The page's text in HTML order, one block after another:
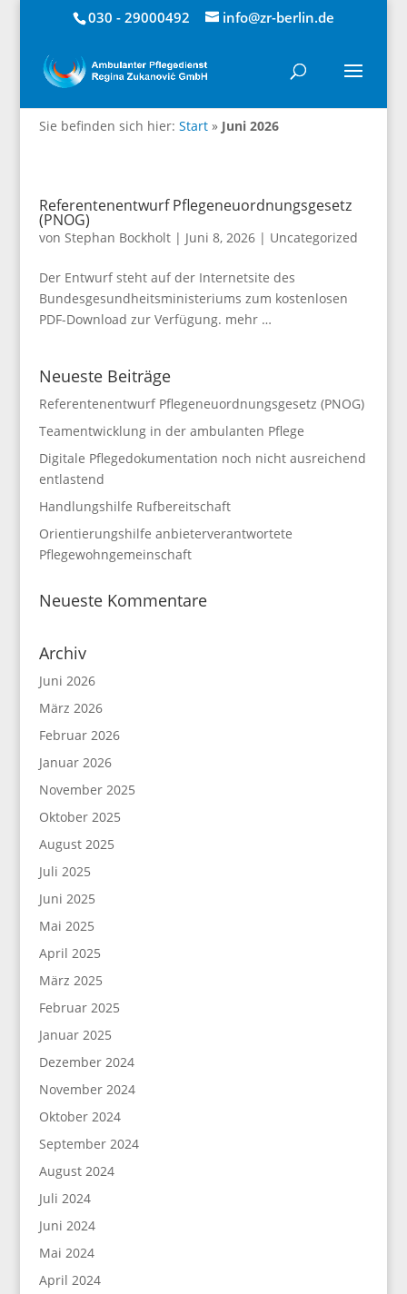
030 - 29000492 info@zr-berlin.de
Sie befinden sich hier: Start» Juni 2026
Referentenentwurf Pflegeneuordnungsgesetz
(PNOG)
von Stephan Bockholt| Juni 8, 2026| Uncategorized
Der Entwurf steht auf der Internetsite des
Bundesgesundheitsministeriums zum kostenlosen
PDF-Download zur Verfügung. mehr …
Neueste Beiträge
Referentenentwurf Pflegeneuordnungsgesetz (PNOG)
Teamentwicklung in der ambulanten Pflege
Digitale Pflegedokumentation noch nicht ausreichend
entlastend
Handlungshilfe Rufbereitschaft
Orientierungshilfe anbieterverantwortete
Pflegewohngemeinschaft
Neueste Kommentare
Archiv
Juni 2026
März 2026
Februar 2026
Januar 2026
November 2025
Oktober 2025
August 2025
Juli 2025
Juni 2025
Mai 2025
April 2025
März 2025
Februar 2025
Januar 2025
Dezember 2024
November 2024
Oktober 2024
September 2024
August 2024
Juli 2024
Juni 2024
Mai 2024
April 2024